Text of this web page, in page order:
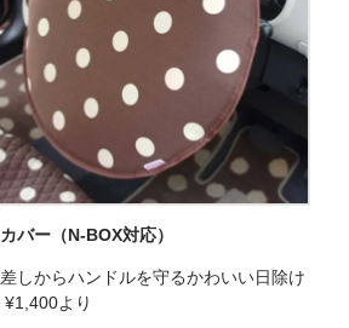
バー （N-BOX対応）
しからハンドルを守るかわいい日除け
¥1,400より